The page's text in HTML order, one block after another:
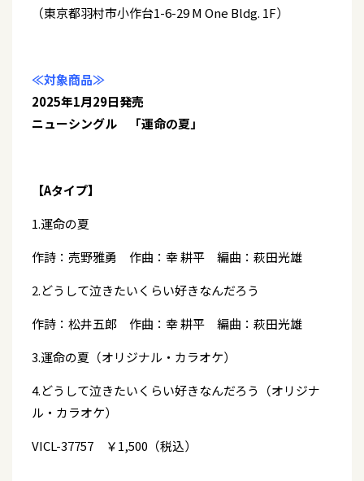
（東京都羽村市小作台1-6-29 M One Bldg. 1F）
≪対象商品≫
2025年1月29日発売
ニューシングル 「運命の夏」
【Aタイプ】
1.運命の夏
作詩：売野雅勇 作曲：幸 耕平 編曲：萩田光雄
2.どうして泣きたいくらい好きなんだろう
作詩：松井五郎 作曲：幸 耕平 編曲：萩田光雄
3.運命の夏（オリジナル・カラオケ）
4.どうして泣きたいくらい好きなんだろう（オリジナ
ル・カラオケ）
VICL-37757 ￥1,500（税込）